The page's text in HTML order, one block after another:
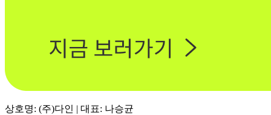
상호명: (주)다인 | 대표: 나승균